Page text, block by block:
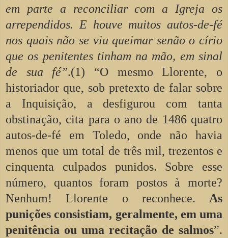
em parte a reconciliar com a Igreja os
arrependidos. E houve muitos autos-de-fé
nos quais não se viu queimar senão o círio
que os penitentes tinham na mão, em sinal
de sua fé”.(1) “O mesmo Llorente, o
historiador que, sob pretexto de falar sobre
a Inquisição, a desfigurou com tanta
obstinação, cita para o ano de 1486 quatro
autos-de-fé em Toledo, onde não havia
menos que um total de três mil, trezentos e
cinquenta culpados punidos. Sobre esse
número, quantos foram postos à morte?
Nenhum! Llorente o reconhece. As
punições consistiam, geralmente, em uma
penitência ou uma recitação de salmos”.